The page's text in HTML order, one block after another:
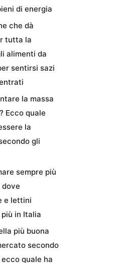
di energia
che dà
tutta la
alimenti da
sentirsi sazi
la massa
Ecco quale
la
gli
sempre più
e lettini
in Italia
più buona
secondo
quale ha